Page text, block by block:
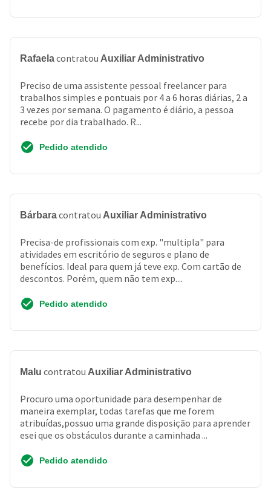
Rafaelacontratou Auxiliar Administrativo
Preciso de uma assistente pessoal freelancer para
trabalhos simples e pontuais por 4 a 6 horas diárias, 2 a
3 vezes por semana. O pagamento é diário, a pessoa
recebe por dia trabalhado. R...
Pedido atendido
Bárbaracontratou Auxiliar Administrativo
Precisa-de profissionais com exp. "multipla" para
atividades em escritório de seguros e plano de
benefícios. Ideal para quem já teve exp. Com cartão de
descontos. Porém, quem não tem exp....
Pedido atendido
Malu contratou Auxiliar Administrativo
Procuro uma oportunidade para desempenhar de
maneira exemplar, todas tarefas que me forem
atribuídas,possuo uma grande disposição para aprender
esei que os obstáculos durante a caminhada ...
Pedido atendido